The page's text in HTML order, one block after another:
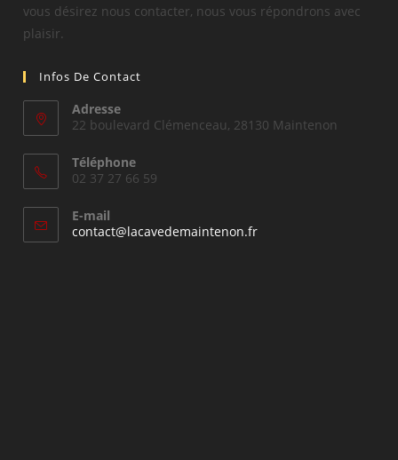
vous désirez nous contacter, nous vous répondrons avec
plaisir.
Infos De Contact
Adresse
22 boulevard Clémenceau, 28130 Maintenon
Téléphone
02 37 27 66 59
E-mail
contact@lacavedemaintenon.frS’ouvre